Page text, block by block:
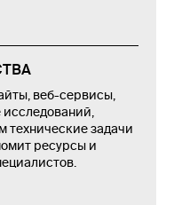
веб-сервисы,
технические задачи
ресурсы и